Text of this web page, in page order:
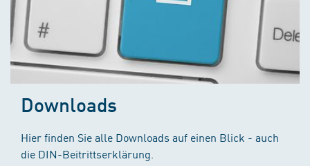
Downloads
Hier finden Sie alle Downloads auf einen Blick - auch
die DIN-Beitrittserklärung.